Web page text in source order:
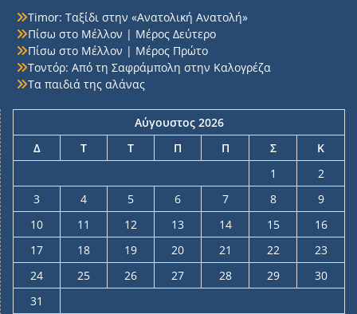
Timor: Ταξίδι στην «Ανατολική Ανατολή»
Πίσω στο Μέλλον | Μέρος Δεύτερο
Πίσω στο Μέλλον | Μέρος Πρώτο
Τοντόρ: Από τη Σαφράμπολη στην Καλογρέζα
Τα παιδιά της αλάνας
Αύγουστος 2026
Δ
Τ Τ Π Π Σ
Κ
1
2
3
4 5 6 7 8
9
10
11 12 13 14 15
16
17
18 19 20 21 22
23
24
25 26 27 28 29
30
31